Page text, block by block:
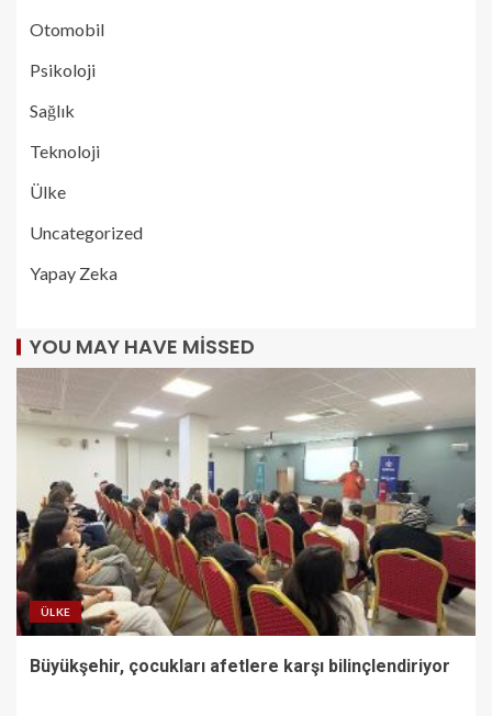
Otomobil
Psikoloji
Sağlık
Teknoloji
Ülke
Uncategorized
Yapay Zeka
YOU MAY HAVE MISSED
ÜLKE
Büyükşehir, çocukları afetlere karşı bilinçlendiriyor